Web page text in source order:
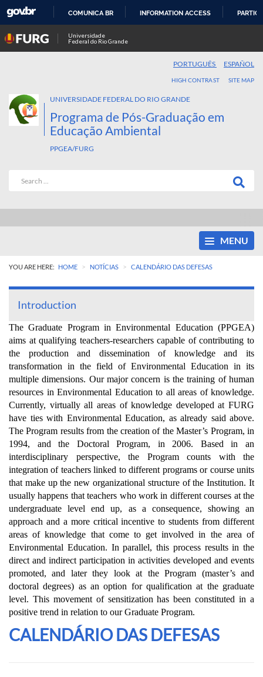
COMUNICA BR INFORMATION ACCESS
Universidade
Federal do Rio Grande
PORTUGUÊS ESPAÑOL
HIGH CONTRAST SITE MAP
UNIVERSIDADE FEDERAL DO RIO GRANDE
Programa de Pós-Graduação em
Educação Ambiental
PPGEA/FURG
MENU
YOU ARE HERE: HOME > NOTÍCIAS > CALENDÁRIO DAS DEFESAS
Introduction
The Graduate Program in Environmental Education (PPGEA)
aims at qualifying teachers-researchers capable of contributing to
the production and dissemination of knowledge and its
transformation in the field of Environmental Education in its
multiple dimensions. Our major concern is the training of human
resources in Environmental Education to all areas of knowledge.
Currently, virtually all areas of knowledge developed at FURG
have ties with Environmental Education, as already said above.
The Program results from the creation of the Master’s Program, in
1994, and the Doctoral Program, in 2006. Based in an
interdisciplinary perspective, the Program counts with the
integration of teachers linked to different programs or course units
that make up the new organizational structure of the Institution. It
usually happens that teachers who work in different courses at the
undergraduate level end up, as a consequence, showing an
approach and a more critical incentive to students from different
areas of knowledge that come to get involved in the area of
Environmental Education. In parallel, this process results in the
direct and indirect participation in activities developed and events
promoted, and later they look at the Program (master’s and
doctoral degrees) as an option for qualification at the graduate
level. This movement of sensitization has been constituted in a
positive trend in relation to our Graduate Program.
CALENDÁRIO DAS DEFESAS